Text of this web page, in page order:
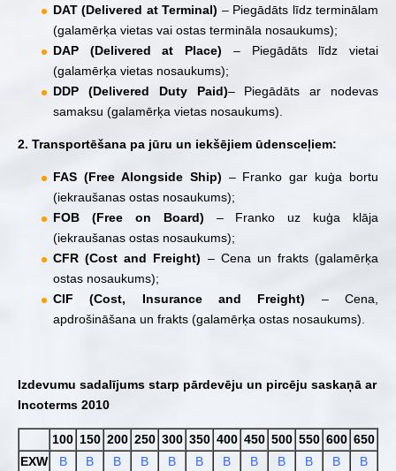
DAT (Delivered at Terminal) – Piegādāts līdz terminālam
(galamērķa vietas vai ostas termināla nosaukums);
DAP (Delivered at Place) – Piegādāts līdz vietai
(galamērķa vietas nosaukums);
DDP (Delivered Duty Paid)– Piegādāts ar nodevas
samaksu (galamērķa vietas nosaukums).
2. Transportēšana pa jūru un iekšējiem ūdensceļiem:
FAS (Free Alongside Ship) – Franko gar kuģa bortu
(iekraušanas ostas nosaukums);
FOB (Free on Board) – Franko uz kuģa klāja
(iekraušanas ostas nosaukums);
CFR (Cost and Freight) – Cena un frakts (galamērķa
ostas nosaukums);
CIF (Cost, Insurance and Freight) – Cena,
apdrošināšana un frakts (galamērķa ostas nosaukums).
Izdevumu sadalījums starp pārdevēju un pircēju saskaņā ar
Incoterms 2010
100 150 200 250 300 350 400 450 500 550 600 650
EXW
B B B B B B B B B B B
B